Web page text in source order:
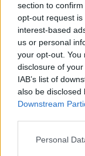
section to
opt-out request
interest-based
us or personal
your opt-out. You
disclosure of
IAB’s list of
also be disclosed
Downstream
Please note that
Personal
Tag: Arcuri
ARTICOLI